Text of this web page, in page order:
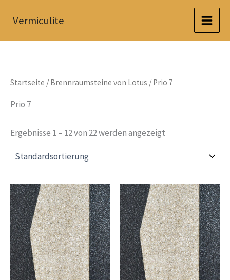
InhaltVermiculite
Startseite / Brennraumsteine von Lotus / Prio 7
Prio 7
Ergebnisse 1 – 12 von 22 werden angezeigt